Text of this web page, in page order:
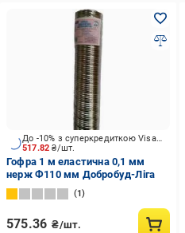
517.82₴/шт.
До -10% з суперкредиткою Visa Вигода
Гофра 1 м еластична 0,1 мм
нерж Ф110 мм Добробуд-Ліга
1
575.36 ₴/шт.